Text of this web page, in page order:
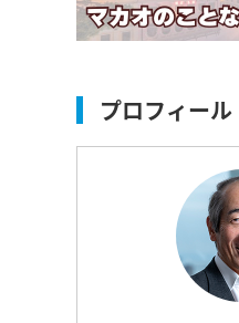
プロフィール